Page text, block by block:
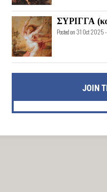
ΣΥΡΙΓΓΑ
Posted on 31 Oct 2025 -
JOIN